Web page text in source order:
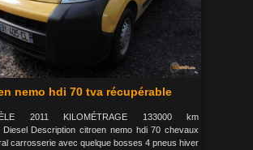
nemo hdi 70 tva récupérable
2011 KILOMÉTRAGE 133000 km
Diesel Description citroen nemo hdi 70 chevaux
carrosserie avec quelque bosses 4 pneus hiver